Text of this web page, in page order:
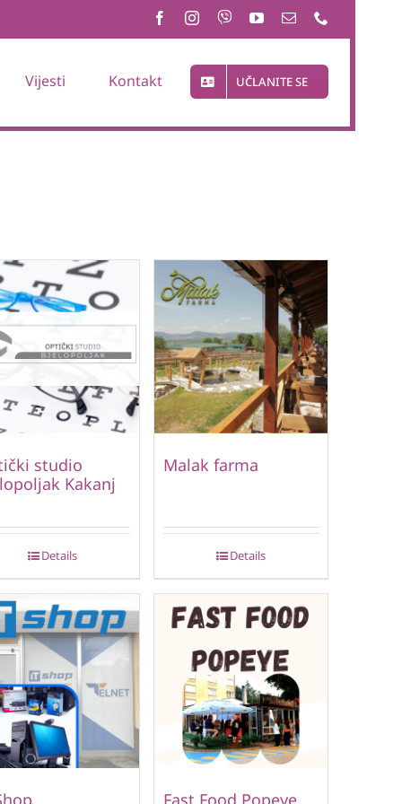
Vijesti Kontakt UČLANITE SE
studio
Kakanj
Details
Malak farma
Details
Fast Food Popeye